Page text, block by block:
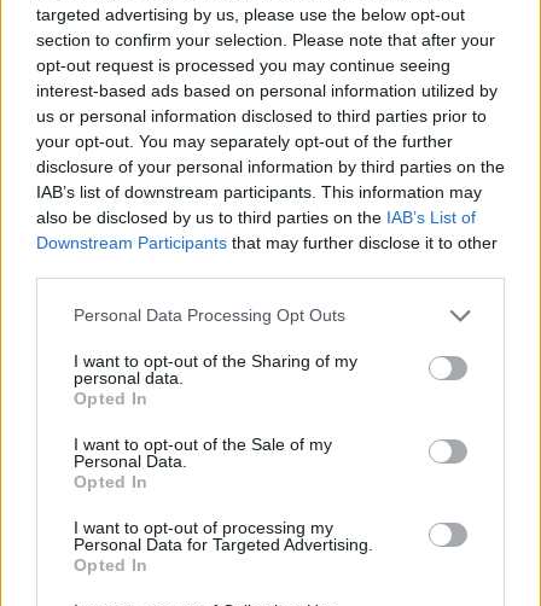
targeted advertising by us, please use the below opt-out
section to confirm your selection. Please note that after your
opt-out request is processed you may continue seeing
interest-based ads based on personal information utilized by
us or personal information disclosed to third parties prior to
your opt-out. You may separately opt-out of the further
disclosure of your personal information by third parties on the
IAB’s list of downstream participants. This information may
also be disclosed by us to third parties on the IAB’s List of
Downstream Participants that may further disclose it to other
Personal Data Processing Opt Outs
I want to opt-out of the Sharing of my
personal data.
Opted In
I want to opt-out of the Sale of my
Personal Data.
Opted In
I want to opt-out of processing my
Personal Data for Targeted Advertising.
Opted In
Los mejores libros para bebés: ¡potencia su
creatividad!